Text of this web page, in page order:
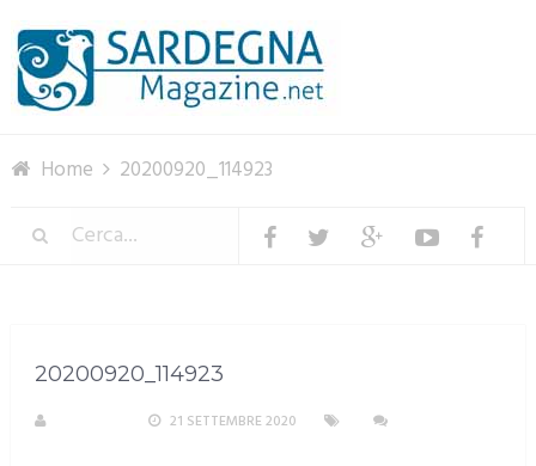
Home 20200920_114923
20200920_114923
21 SETTEMBRE 2020